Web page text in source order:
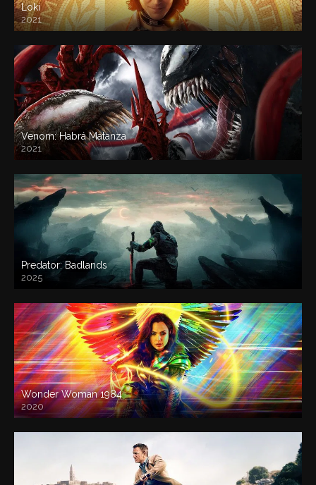
Loki
2021
Venom: Habrá Matanza
2021
Predator: Badlands
2025
Wonder Woman 1984
2020